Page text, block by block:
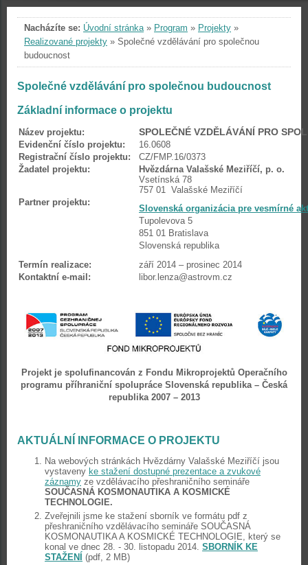
Nacházíte se: Úvodní stránka» Program » Projekty »
Realizované projekty » Společné vzdělávání pro společnou
budoucnost
Společné vzdělávání pro společnou budoucnost
Základní informace o projektu
Název projektu: SPOLEČNÉ VZDĚLÁVÁNÍ PRO
Evidenční číslo projektu:
16.0608
Registrační číslo projektu:
CZ/FMP.16/0373
Žadatel projektu:
Hvězdárna Valašské Meziříčí, p. o.
Vsetínská 78
757 01 Valašské Meziříčí
Partner projektu:
Slovenská organizácia pre vesmírné
Tupolevova 5
851 01 Bratislava
Slovenská republika
Termín realizace:
září 2014 – prosinec 2014
Kontaktní e-mail:
libor.lenza@astrovm.cz
Projekt je spolufinancován z Fondu Mikroprojektů Operačního
programu příhraniční spolupráce Slovenská republika – Česká
republika 2007 – 2013
AKTUÁLNÍ INFORMACE O PROJEKTU
Na webových stránkách Hvězdárny Valašské Meziříčí jsou
vystaveny ke stažení dostupné prezentace a zvukové
záznamy ze vzdělávacího přeshraničního semináře
SOUČASNÁ KOSMONAUTIKA A KOSMICKÉ
TECHNOLOGIE.
Zveřejnili jsme ke stažení sborník ve formátu pdf z
přeshraničního vzdělávacího semináře SOUČASNÁ
KOSMONAUTIKA A KOSMICKÉ TECHNOLOGIE, který se
konal ve dnec 28. - 30. listopadu 2014. SBORNÍK KE
STAŽENÍ
(pdf, 2 MB)